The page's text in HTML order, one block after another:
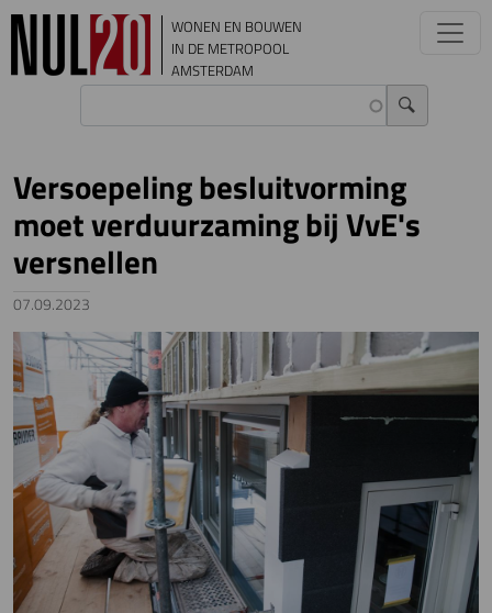
Overslaan en naar de inhoud gaan
WONEN EN BOUWEN
IN DE METROPOOL
AMSTERDAM
Versoepeling besluitvorming
moet verduurzaming bij VvE's
versnellen
07.09.2023
Image